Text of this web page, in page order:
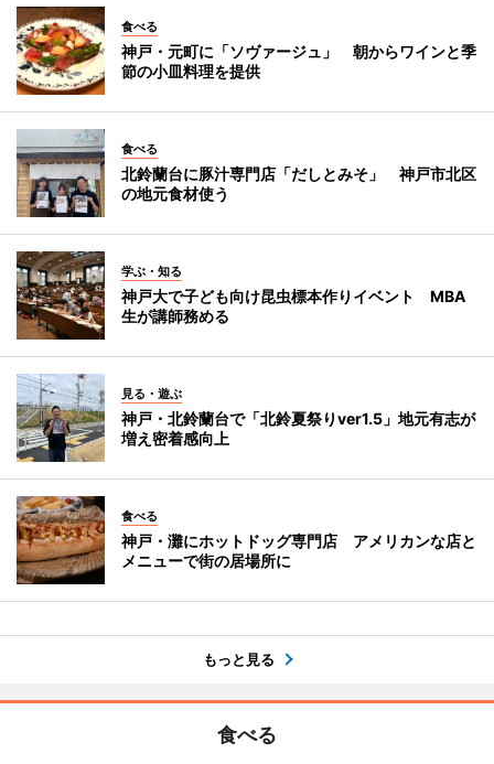
食べる
神戸・元町に「ソヴァージュ」 朝からワインと季
節の小皿料理を提供
食べる
北鈴蘭台に豚汁専門店「だしとみそ」 神戸市北区
の地元食材使う
学ぶ・知る
神戸大で子ども向け昆虫標本作りイベント MBA
生が講師務める
見る・遊ぶ
神戸・北鈴蘭台で「北鈴夏祭りver1.5」地元有志が
増え密着感向上
食べる
神戸・灘にホットドッグ専門店 アメリカンな店と
メニューで街の居場所に
もっと見る
食べる